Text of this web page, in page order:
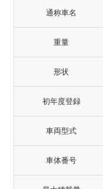
通称車名
重量
形状
初年度登録
車両型式
車体番号